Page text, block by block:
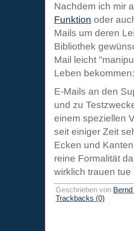
Nachdem ich mir
Funktion oder
Mails um deren
Bibliothek
Mail leicht
Leben bekommen:
E-Mails an den
und zu
einem speziellen
seit einiger Zeit
Ecken und
reine Formalität
wirklich trauen
Geschrieben von
Trackbacks (0)